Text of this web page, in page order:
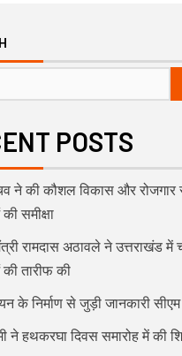
POSTS
ने की कौशल विकास और रोजगार
समीक्षा
रामदास अठावले ने उत्तराखंड में
तारीफ की
के निर्माण से जुड़ी जानकारी सीएम
ने हथकरघा दिवस समारोह में की